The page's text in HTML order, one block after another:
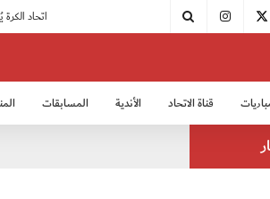
قناة الاتحاد الأندية المسابقات